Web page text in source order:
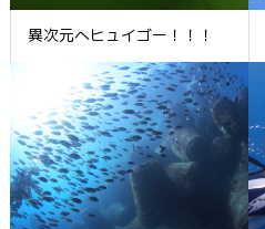
異次元へヒュイゴー！！！